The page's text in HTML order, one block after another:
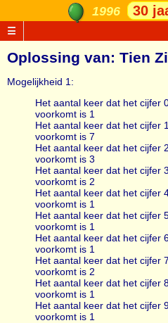
1996 30
☰
Oplossing van: Tien
Mogelijkheid 1:
Het aantal keer dat het cijfer
voorkomt is 1
Het aantal keer dat het cijfer
voorkomt is 7
Het aantal keer dat het cijfer
voorkomt is 3
Het aantal keer dat het cijfer
voorkomt is 2
Het aantal keer dat het cijfer
voorkomt is 1
Het aantal keer dat het cijfer
voorkomt is 1
Het aantal keer dat het cijfer
voorkomt is 1
Het aantal keer dat het cijfer
voorkomt is 2
Het aantal keer dat het cijfer
voorkomt is 1
Het aantal keer dat het cijfer
voorkomt is 1